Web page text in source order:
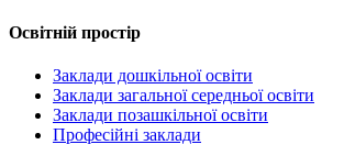
Освітній простір
Заклади дошкільної освіти
Заклади загальної середньої освіти
Заклади позашкільної освіти
Професійні заклади